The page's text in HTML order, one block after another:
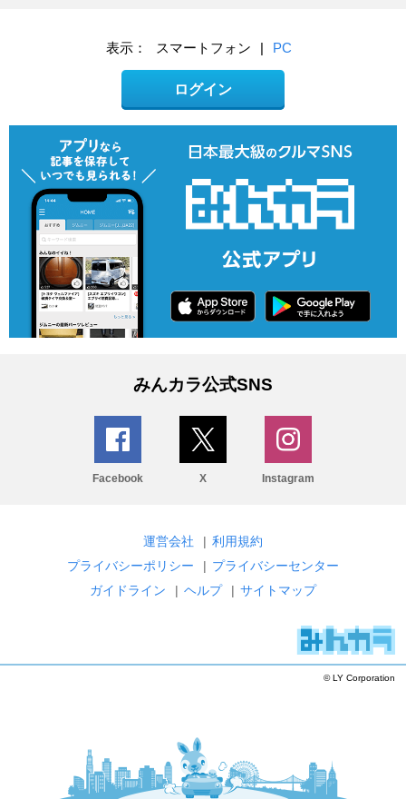
表示： スマートフォン | PC
ログイン
みんカラ公式SNS
Facebook X Instagram
運営会社 | 利用規約
プライバシーポリシー
| プライバシーセンター
ガイドライン
| ヘルプ | サイトマップ
© LY Corporation